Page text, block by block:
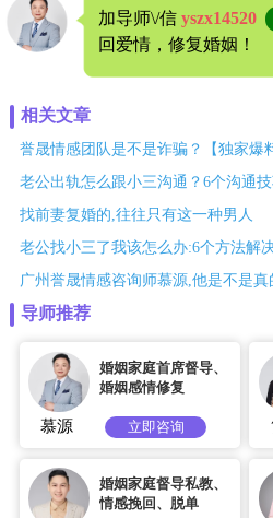
加导师\/信 yszx14520
回爱情，修复婚姻！
相关文章
誉晟情感团队是不是诈骗？【独家爆
老公出轨怎么跟小三沟通？6个沟通
找前妻复婚的,往往只有这一种男人
老公找小三了我该怎么办:6个方法解
广州誉晟情感咨询师慕源,他是不是真
导师推荐
婚姻家庭首席督导、
婚姻感情修复
慕源 立即咨询
婚姻家庭督导私教、
情感挽回、脱单